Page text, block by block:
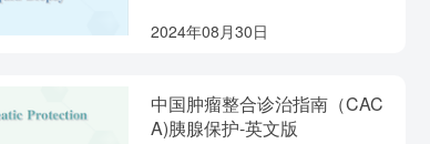
2024年08月30日
中国肿瘤整合诊治指南（CAC
A)胰腺保护-英文版